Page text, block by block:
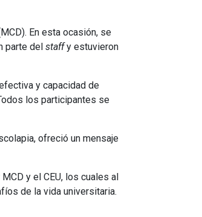
En esta ocasión, se
parte del staffy estuvieron
y capacidad de
los participantes se
ofreció un mensaje
y el CEU, los cuales al
de la vida universitaria.